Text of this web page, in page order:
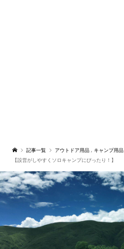
記事一覧 アウトドア用品 , キャンプ用品
【設営がしやすくソロキャンプにぴったり！】